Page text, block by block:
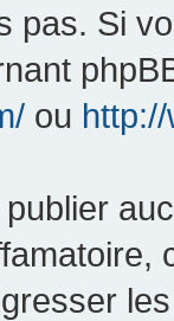
pas. Si
ou